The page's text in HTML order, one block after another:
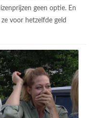
geen optie. En
voor hetzelfde geld